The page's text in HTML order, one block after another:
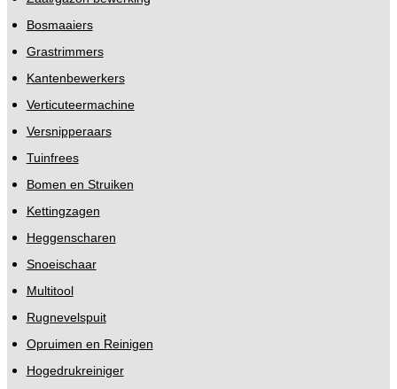
Bosmaaiers
Grastrimmers
Kantenbewerkers
Verticuteermachine
Versnipperaars
Tuinfrees
Bomen en Struiken
Kettingzagen
Heggenscharen
Snoeischaar
Multitool
Rugnevelspuit
Opruimen en Reinigen
Hogedrukreiniger